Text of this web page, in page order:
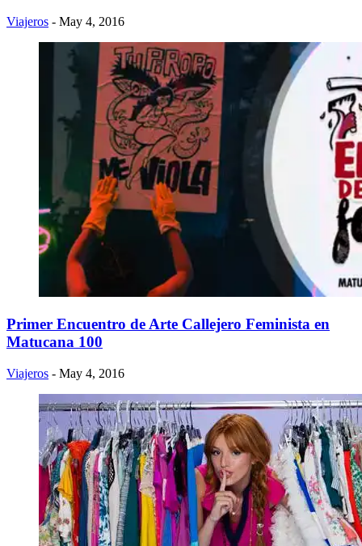
Viajeros - May 4, 2016
Primer Encuentro de Arte Callejero Feminista en
Matucana 100
Viajeros - May 4, 2016